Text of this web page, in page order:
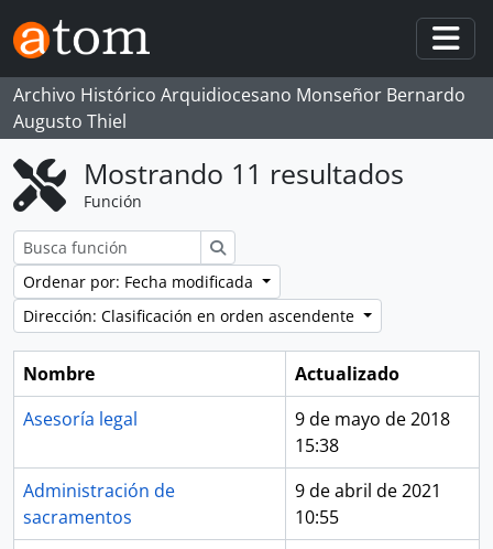
Skip to main content
Archivo Histórico Arquidiocesano Monseñor Bernardo
Augusto Thiel
Mostrando 11 resultados
Función
Ordenar por: Fecha modificada
Dirección: Clasificación en orden ascendente
Nombre
Actualizado
Asesoría legal
9 de mayo de 2018
15:38
Administración de
sacramentos
9 de abril de 2021
10:55